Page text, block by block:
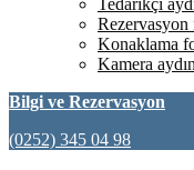
Tedarikçi
Rezervasyon
Konaklama
Kamera
Bilgi ve Rezervasyon
(0252) 345 04 98